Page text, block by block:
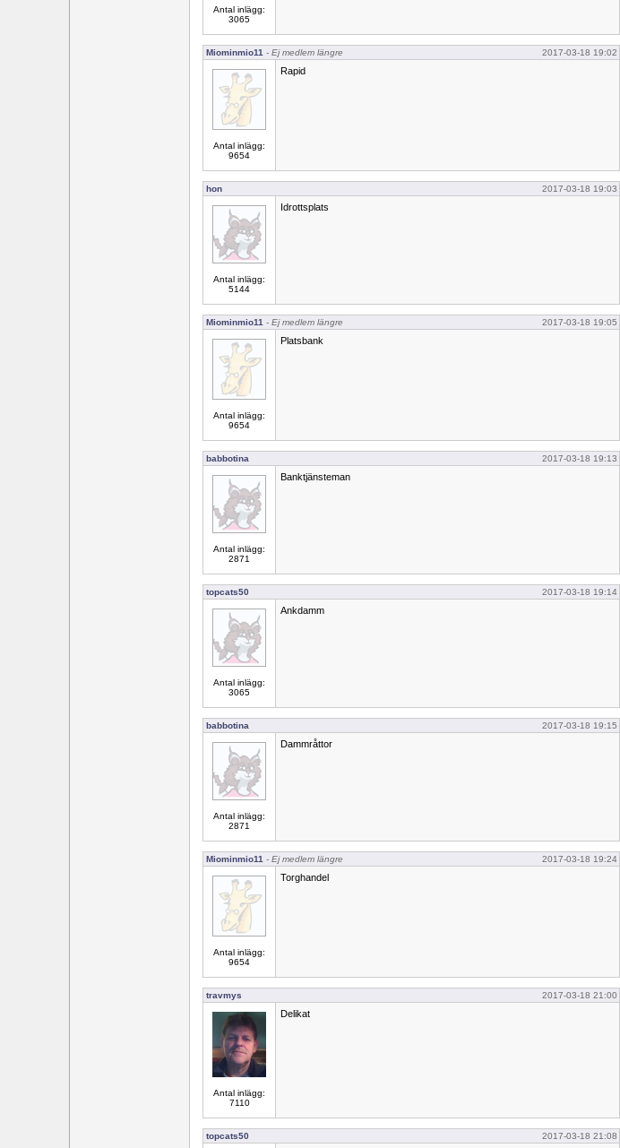
Antal inlägg:
3065
Miominmio11 - Ej medlem längre 2017-03-18 19:02
Antal inlägg:
9654
Rapid
hon 2017-03-18 19:03
Antal inlägg:
5144
Idrottsplats
Miominmio11 - Ej medlem längre 2017-03-18 19:05
Antal inlägg:
9654
Platsbank
babbotina 2017-03-18 19:13
Antal inlägg:
2871
Banktjänsteman
topcats50 2017-03-18 19:14
Antal inlägg:
3065
Ankdamm
babbotina 2017-03-18 19:15
Antal inlägg:
2871
Dammråttor
Miominmio11 - Ej medlem längre 2017-03-18 19:24
Antal inlägg:
9654
Torghandel
travmys 2017-03-18 21:00
Antal inlägg:
7110
Delikat
topcats50 2017-03-18 21:08